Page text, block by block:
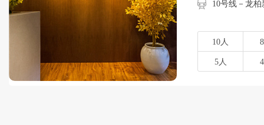
10号线－龙柏
10人
5人